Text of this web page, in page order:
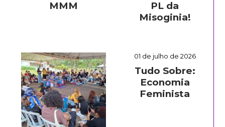
MMM
PL da
Misoginia!
01 de julho de 2026
Tudo Sobre:
Economia
Feminista